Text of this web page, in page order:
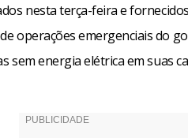
nesta terça-feira e
operações emergenciais do
sem energia elétrica em suas